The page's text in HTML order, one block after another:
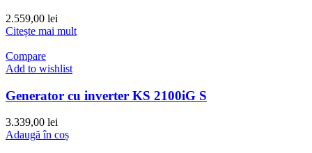
2.559,00 lei
Citește mai mult
Compare
Add to wishlist
Generator cu inverter KS 2100iG S
3.339,00 lei
Adaugă în coș